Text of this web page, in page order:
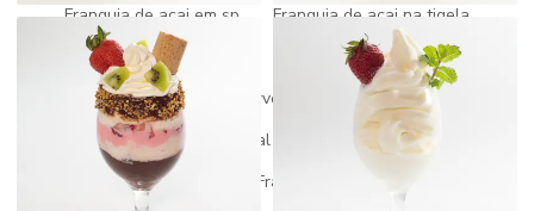
Franquia de acai em sp
Franquia de açai na tigela
Franquia de açai valor
Franquia de açaiteria
Franquia fabrica de sorvete
Franquia gelato
Franquia de gelato artesanal
Franquia gelato churros
Franquia gelato italiano
Franquia de paletas mexicanas